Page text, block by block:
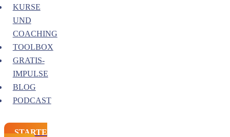
KURSE
UND
COACHING
TOOLBOX
GRATIS-
IMPULSE
BLOG
PODCAST
STARTE